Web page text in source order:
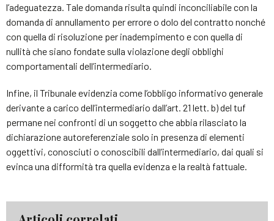
l’adeguatezza. Tale domanda risulta quindi inconciliabile con la
domanda di annullamento per errore o dolo del contratto nonché
con quella di risoluzione per inadempimento e con quella di
nullità che siano fondate sulla violazione degli obblighi
comportamentali dell’intermediario.
Infine, il Tribunale evidenzia come l’obbligo informativo generale
derivante a carico dell’intermediario dall’art. 21 lett. b) del tuf
permane nei confronti di un soggetto che abbia rilasciato la
dichiarazione autoreferenziale solo in presenza di elementi
oggettivi, conosciuti o conoscibili dall’intermediario, dai quali si
evinca una difformità tra quella evidenza e la realtà fattuale.